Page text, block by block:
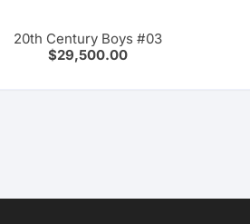
20th Century Boys #03
$29,500.00